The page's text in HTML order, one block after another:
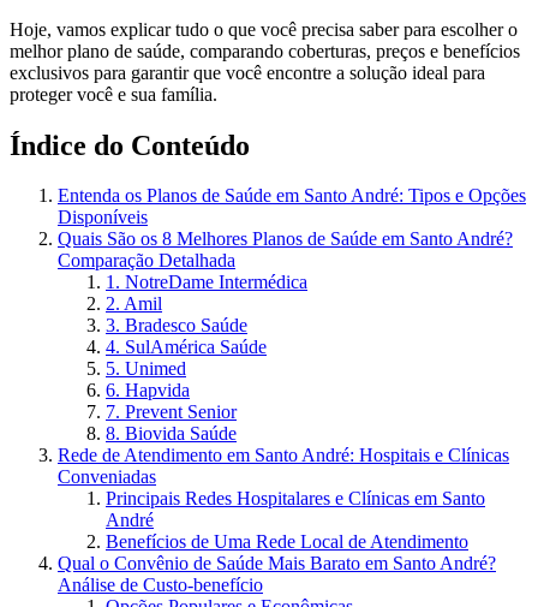
Hoje, vamos explicar tudo o que você precisa saber para escolher o
melhor plano de saúde, comparando coberturas, preços e benefícios
exclusivos para garantir que você encontre a solução ideal para
proteger você e sua família.
Índice do Conteúdo
Entenda os Planos de Saúde em Santo André: Tipos e Opções
Disponíveis
Quais São os 8 Melhores Planos de Saúde em Santo André?
Comparação Detalhada
1. NotreDame Intermédica
2. Amil
3. Bradesco Saúde
4. SulAmérica Saúde
5. Unimed
6. Hapvida
7. Prevent Senior
8. Biovida Saúde
Rede de Atendimento em Santo André: Hospitais e Clínicas
Conveniadas
Principais Redes Hospitalares e Clínicas em Santo
André
Benefícios de Uma Rede Local de Atendimento
Qual o Convênio de Saúde Mais Barato em Santo André?
Análise de Custo-benefício